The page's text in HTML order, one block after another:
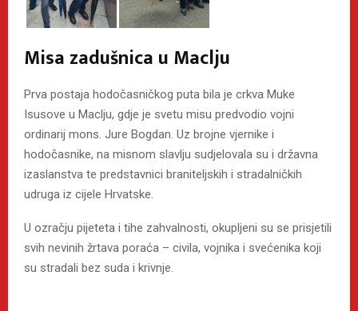
Misa zadušnica u Maclju
Prva postaja hodočasničkog puta bila je crkva Muke
Isusove u Maclju, gdje je svetu misu predvodio vojni
ordinarij mons. Jure Bogdan. Uz brojne vjernike i
hodočasnike, na misnom slavlju sudjelovala su i državna
izaslanstva te predstavnici braniteljskih i stradalničkih
udruga iz cijele Hrvatske.
U ozračju pijeteta i tihe zahvalnosti, okupljeni su se prisjetili
svih nevinih žrtava poraća – civila, vojnika i svećenika koji
su stradali bez suda i krivnje.